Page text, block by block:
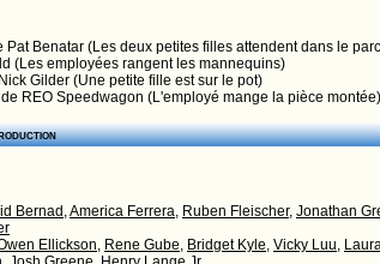
Pat Benatar (Les deux petites filles attendent dans le
(Les employées rangent les mannequins)
Gilder (Une petite fille est sur le pot)
REO Speedwagon (L'employé mange la pièce montée)
Bernad ,America Ferrera, Ruben Fleischer, Jonathan
Ellickson, Rene Gube, Bridget Kyle, Vicky Luu,